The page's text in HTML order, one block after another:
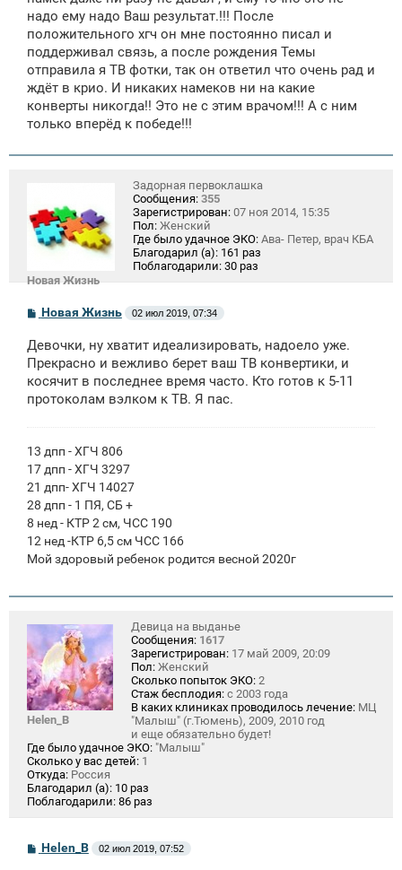
надо ему надо Ваш результат.!!! После
положительного хгч он мне постоянно писал и
поддерживал связь, а после рождения Темы
отправила я ТВ фотки, так он ответил что очень рад и
ждёт в крио. И никаких намеков ни на какие
конверты никогда!! Это не с этим врачом!!! А с ним
только вперёд к победе!!!
Новая Жизнь
Задорная первоклашка
Сообщения: 355
Зарегистрирован: 07 ноя 2014, 15:35
Пол: Женский
Где было удачное ЭКО: Ава- Петер, врач КБА
Благодарил (а): 161 раз
Поблагодарили: 30 раз
С
о
б
щ
е
н
и
е
Новая Жизнь 02 июл 2019, 07:34
Девочки, ну хватит идеализировать, надоело уже.
Прекрасно и вежливо берет ваш ТВ конвертики, и
косячит в последнее время часто. Кто готов к 5-11
протоколам вэлком к ТВ. Я пас.
13 дпп - ХГЧ 806
17 дпп - ХГЧ 3297
21 дпп- ХГЧ 14027
28 дпп - 1 ПЯ, СБ +
8 нед - КТР 2 см, ЧСС 190
12 нед -КТР 6,5 см ЧСС 166
Мой здоровый ребенок родится весной 2020г
Helen_B
Девица на выданье
Сообщения: 1617
Зарегистрирован: 17 май 2009, 20:09
Пол: Женский
Сколько попыток ЭКО: 2
Стаж бесплодия: с 2003 года
В каких клиниках проводилось лечение: МЦ
"Малыш" (г.Тюмень), 2009, 2010 год
и еще обязательно будет!
Где было удачное ЭКО: "Малыш"
Сколько у вас детей: 1
Откуда: Россия
Благодарил (а): 10 раз
Поблагодарили: 86 раз
СHelen_B 02 июл 2019, 07:52